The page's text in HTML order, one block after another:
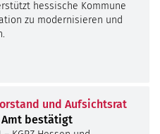
hessische Kommune
zu modernisieren und
und Aufsichtsrat
bestätigt